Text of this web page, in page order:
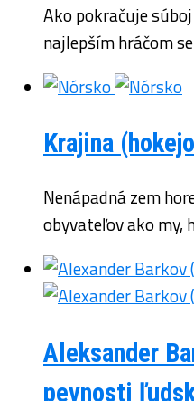
Ako pokračuje
najlepším hráčom
Krajina
Nenápadná zem
obyvateľov ako my,
Aleksander
pevnosti